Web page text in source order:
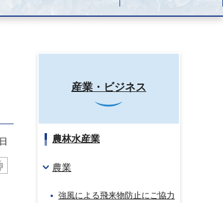
産業・ビジネス
農林水産業
農業
強風による飛来物防止にご協力